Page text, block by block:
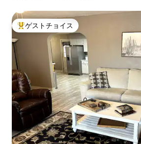
大好評のゲストチョイスです。
ゲストチョイス